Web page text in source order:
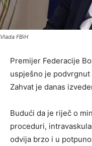
Vlada FBiH
Premijer Federacije
uspješno je
Zahvat je danas
Budući da je riječ o
proceduri,
odvija brzo i u